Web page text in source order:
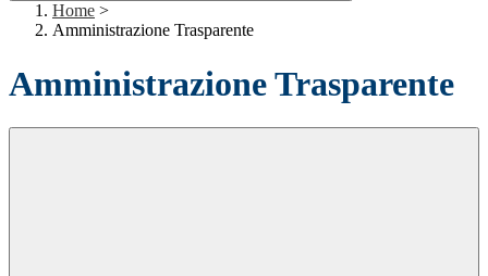
Home >
Amministrazione Trasparente
Amministrazione Trasparente